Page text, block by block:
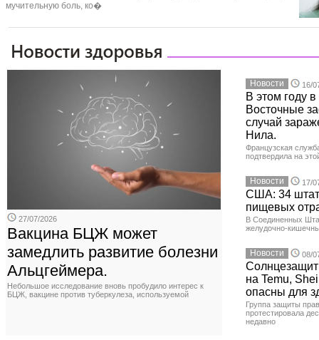
мучительную боль, ко�
27/07/2026
Вакцина БЦЖ может
замедлить развитие болезни
Альцгеймера.
Небольшое исследование вновь пробудило интерес к
БЦЖ, вакцине против туберкулеза, используемой
Новости 16/
В этом году
Восточные
случай
Нила.
Французская
подтвердила на
Новости 17/
США: 34
пищевых
В Соединенных
желудочно-
Новости 08/
на Temu,
опасны для
Группа защиты
протестировала
недавно